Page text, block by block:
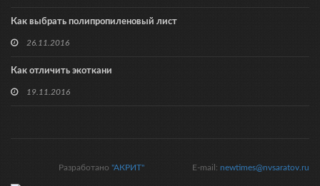
Как выбрать полипропиленовый лист
26.11.2016
Как отличить экоткани
19.11.2016
E-mail: newtimes@nvsaratov.ru
Разработано "АКРИТ"